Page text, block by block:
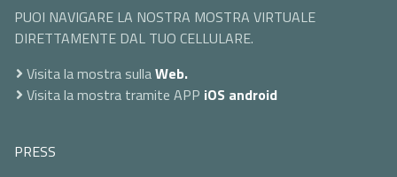
PUOI NAVIGARE LA NOSTRA MOSTRA VIRTUALE
DIRETTAMENTE DAL TUO CELLULARE.
Visita la mostra sullaWeb.
Visita la mostra tramite APP iOS android
PRESS